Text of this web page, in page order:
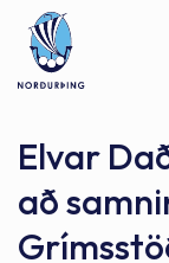
Leita
Elvar
að